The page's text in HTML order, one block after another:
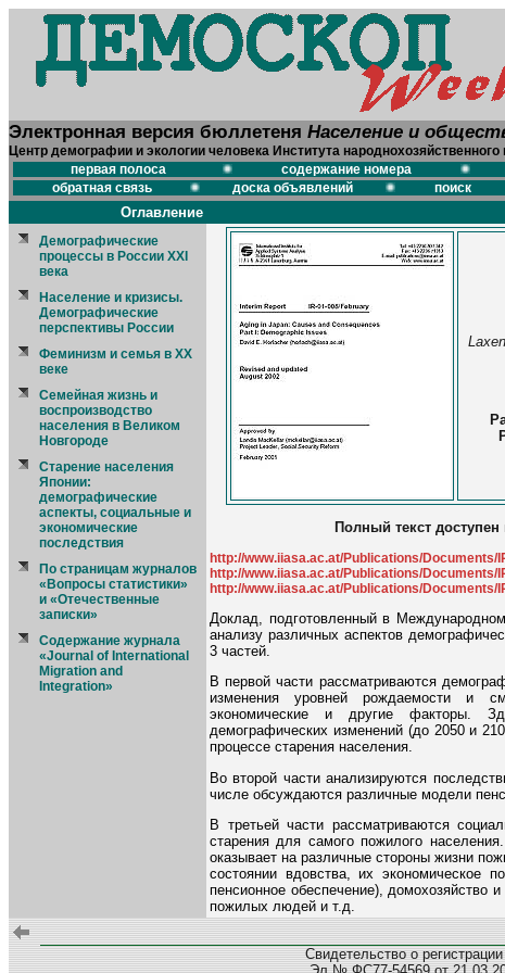
Электронная версия бюллетеня Население и
Центр демографии и экологии человека Института народнохозяйственного
первая полоса
содержание номера
обратная связь
доска объявлений поиск
Оглавление
Демографические
процессы в России XXI
века
Население и кризисы.
Демографические
перспективы России
Феминизм и семья в XX
веке
Семейная жизнь и
воспроизводство
населения в Великом
Новгороде
Старение населения
Японии:
демографические
аспекты, социальные и
экономические
последствия
По страницам журналов
«Вопросы статистики»
и «Отечественные
записки»
Содержание журнала
«Journal of International
Migration and
Integration»
Полный текст
http://www.iiasa.ac.at/Publications/Documents/
http://www.iiasa.ac.at/Publications/Documents/
http://www.iiasa.ac.at/Publications/Documents/
Доклад, подготовленный в
анализу различных аспектов
3 частей.
В первой части рассматриваются
изменения уровней рождаемости и
экономические и другие факторы.
демографических изменений (до 2050 и
процессе старения населения.
Во второй части анализируются
числе обсуждаются различные модели
В третьей части рассматриваются
старения для самого пожилого
оказывает на различные стороны жизни
состоянии вдовства, их экономическое
пенсионное обеспечение),
пожилых людей и т.д.
Свидетельство о